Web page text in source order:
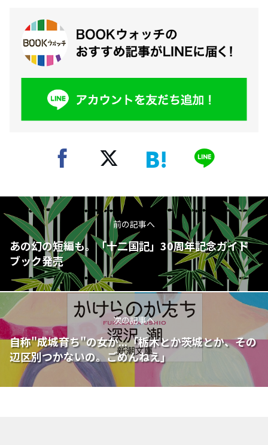
前の記事へ
あの幻の短編も。「十二国記」30周年記念ガイド
ブック発売
次の記事へ
自称"成城育ち"の女が...「栃木とか茨城とか、その
辺区別つかないの。ごめんねえ」